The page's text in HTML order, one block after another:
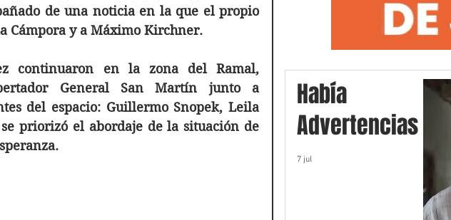
de una noticia en la que el propio
Cámpora y a Máximo Kirchner.
continuaron en la zona del Ramal,
General San Martín junto a
del espacio: Guillermo Snopek, Leila
priorizó el abordaje de la situación de
Había
Advertencias
7 jul